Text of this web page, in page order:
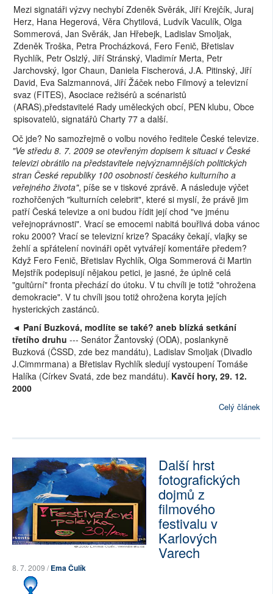
Mezi signatáři výzvy nechybí Zdeněk Svěrák, Jiří Krejčík, Juraj
Herz, Hana Hegerová, Věra Chytilová, Ludvík Vaculík, Olga
Sommerová, Jan Svěrák, Jan Hřebejk, Ladislav Smoljak,
Zdeněk Troška, Petra Procházková, Fero Fenič, Břetislav
Rychlík, Petr Oslzlý, Jiří Stránský, Vladimír Merta, Petr
Jarchovský, Igor Chaun, Daniela Fischerová, J.A. Pitinský, Jiří
David, Eva Salzmannová, Jiří Žáček nebo Filmový a televizní
svaz (FITES), Asociace režisérů a scénaristů
(ARAS),představitelé Rady uměleckých obcí, PEN klubu, Obce
spisovatelů, signatářů Charty 77 a další.
Oč jde? No samozřejmě o volbu nového ředitele České televize.
"Ve středu 8. 7. 2009 se otevřeným dopisem k situaci v České
televizi obrátilo na představitele nejvýznamnějších politických
stran České republiky 100 osobností českého kulturního a
veřejného života", píše se v tiskové zprávě. A následuje výčet
rozhořčených "kulturních celebrit", které si myslí, že právě jim
patří Česká televize a oni budou řídit její chod "ve jménu
veřejnoprávnosti". Vrací se emocemi nabitá bouřlivá doba vánoc
roku 2000? Vrací se televizní krize? Spacáky čekají, vlajky se
žehlí a spřátelení novináři opět vytvářejí komentáře předem?
Když Fero Fenič, Břetislav Rychlík, Olga Sommerová či Martin
Mejstřík podepisují nějakou petici, je jasné, že úplně celá
"gultůrní" fronta přechází do útoku. V tu chvíli je totiž "ohrožena
demokracie". V tu chvíli jsou totiž ohrožena koryta jejích
hysterických zastánců.
◄ Paní Buzková, modlíte se také? aneb blízká setkání
třetího druhu --- Senátor Žantovský (ODA), poslankyně
Buzková (ČSSD, zde bez mandátu), Ladislav Smoljak (Divadlo
J.Cimmrmana) a Břetislav Rychlík sledují vystoupení Tomáše
Halíka (Církev Svatá, zde bez mandátu). Kavčí hory, 29. 12.
2000
Celý článek
Další hrst
fotografických
dojmů z
filmového
festivalu v
Karlových
Varech
8. 7. 2009 /Ema Čulík